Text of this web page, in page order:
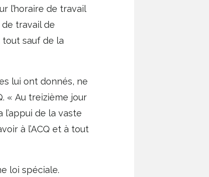
l’horaire de travail
travail de
tout sauf de la
lui ont donnés, ne
« Au treizième jour
l’appui de la vaste
à l’ACQ et à tout
loi spéciale.